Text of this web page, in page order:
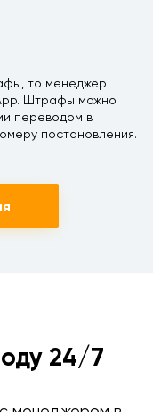
то менеджер
Штрафы можно
переводом в
постановления.
24/7